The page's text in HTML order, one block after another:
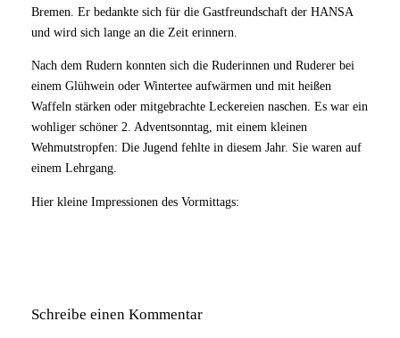
Bremen. Er bedankte sich für die Gastfreundschaft der HANSA
und wird sich lange an die Zeit erinnern.
Nach dem Rudern konnten sich die Ruderinnen und Ruderer bei
einem Glühwein oder Wintertee aufwärmen und mit heißen
Waffeln stärken oder mitgebrachte Leckereien naschen. Es war ein
wohliger schöner 2. Adventsonntag, mit einem kleinen
Wehmutstropfen: Die Jugend fehlte in diesem Jahr. Sie waren auf
einem Lehrgang.
Hier kleine Impressionen des Vormittags:
Schreibe einen Kommentar